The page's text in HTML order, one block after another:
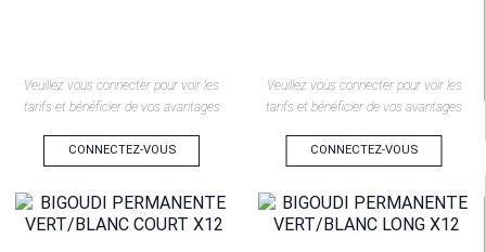
Veuillez vous connecter pour voir les
tarifs et bénéficier de vos avantages
CONNECTEZ-VOUS
Veuillez vous connecter pour voir les
tarifs et bénéficier de vos avantages
CONNECTEZ-VOUS